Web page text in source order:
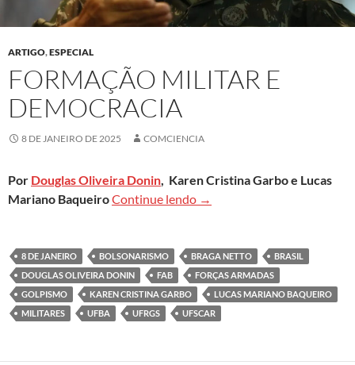
ARTIGO,ESPECIAL
FORMAÇÃO MILITAR E
DEMOCRACIA
8 DE JANEIRO DE 2025 COMCIENCIA
Por Douglas Oliveira Donin, Karen Cristina Garbo e Lucas
Mariano BaqueiroContinue lendo Formação militar e
→
8 DE JANEIRO BOLSONARISMO BRAGA NETTO
BRASIL
DOUGLAS OLIVEIRA DONIN
FAB
FORÇAS ARMADAS
GOLPISMO
KAREN CRISTINA GARBO
LUCAS MARIANO BAQUEIRO
MILITARES
UFBA UFRGS UFSCAR